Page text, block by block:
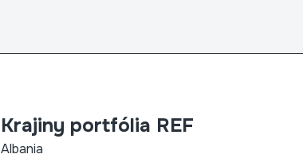
Krajiny portfólia REF
Albania